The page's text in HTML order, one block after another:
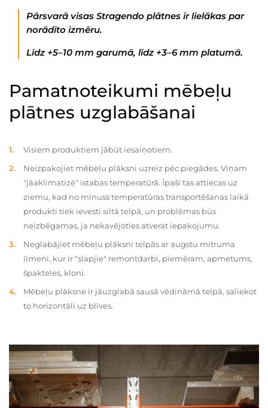
Pārsvarā visas Stragendo plātnes ir lielākas par
norādīto izmēru.
Līdz +5–10 mm garumā, līdz +3–6 mm platumā.
Pamatnoteikumi mēbeļu
plātnes uzglabāšanai
Visiem produktiem jābūt iesaiņotiem.
Neizpakojiet mēbeļu plāksni uzreiz pēc piegādes. Viņam
"jāaklimatizē" istabas temperatūrā. Īpaši tas attiecas uz
ziemu, kad no mīnuss temperatūras transportēšanas laikā
produkti tiek ievesti siltā telpā, un problēmas būs
neizbēgamas, ja nekavējoties atverat iepakojumu.
Neglabājiet mēbeļu plāksni telpās ar augstu mitruma
līmeni, kur ir "slapjie" remontdarbi, piemēram, apmetums,
špakteles, kloni.
Mēbeļu plāksne ir jāuzglabā sausā vēdināmā telpā, saliekot
to horizontāli uz blīves.